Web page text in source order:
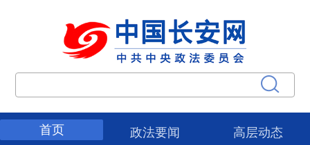
首页 政法要闻
高层动态